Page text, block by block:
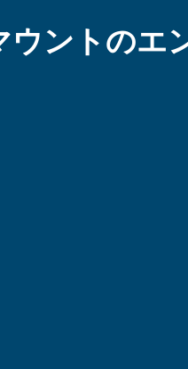
ウントのエ